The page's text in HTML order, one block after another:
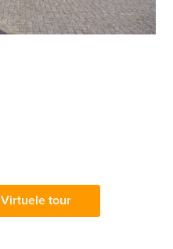
Virtuele tour